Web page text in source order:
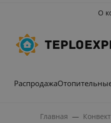
О
Распродажа
Главная